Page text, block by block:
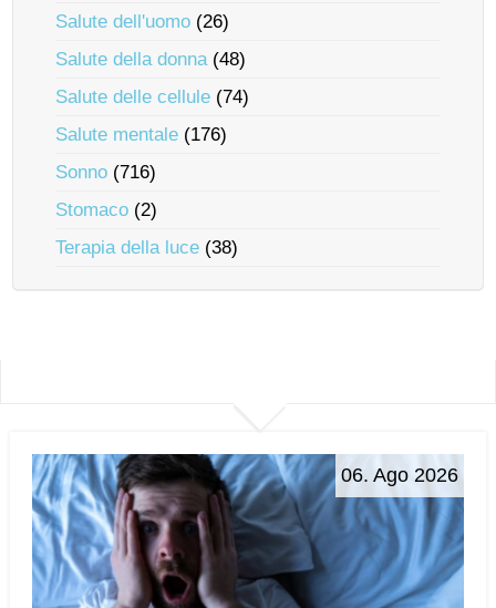
Salute dell'uomo (26)
Salute della donna(48)
Salute delle cellule (74)
Salute mentale (176)
Sonno (716)
Stomaco (2)
Terapia della luce (38)
06. Ago 2026